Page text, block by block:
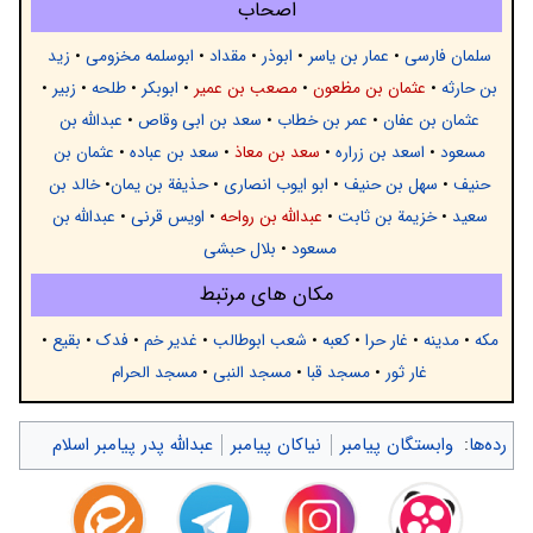
اصحاب
سلمان فارسی • عمار بن یاسر • ابوذر • مقداد • ابوسلمه مخزومی • زيد
بن حارثه • عثمان بن مظعون • مصعب بن عمیر • ابوبکر • طلحه • زبیر •
عثمان بن عفان • عمر بن خطاب • سعد بن ابی وقاص • عبدالله بن
مسعود • اسعد بن زراره • سعد بن معاذ • سعد بن عباده • عثمان بن
حنیف • سهل بن حنیف • ابو ایوب انصاری •حذیفة بن یمان•خالد بن
سعيد •خزیمة بن ثابت • عبدالله بن رواحه • اویس قرنی • عبدالله بن
مسعود • بلال حبشی
مکان های مرتبط
مکه •مدینه • غار حرا •کعبه • شعب ابوطالب • غدیر خم •فدک • بقیع •
غار ثور • مسجد قبا • مسجد النبی • مسجد الحرام
رده‌ها: وابستگان پیامبر نیاکان پیامبر عبدالله پدر پیامبر اسلام